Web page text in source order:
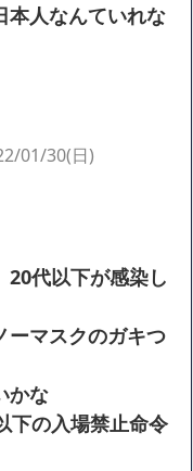
本人なんていれな
01/30(日)
20代以下が感染し
ーマスクのガキつ
かな
下の入場禁止命令